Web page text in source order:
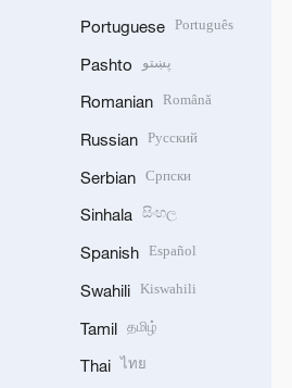
Portuguese Português
Pashto پښتو
Romanian Română
Russian Русский
Serbian Српски
Sinhala සිංහල
Spanish Español
Swahili Kiswahili
Tamil தமிழ்
Thai ไทย